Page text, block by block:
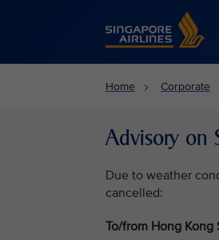
Singapore Airlines
Home Corporate
Advisory on
Due to weather
cancelled:
To/from Hong Kong